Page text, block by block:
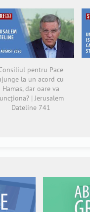
pentru Pace
la un acord cu
Hamas, dar oare va
| Jerusalem
Dateline 741